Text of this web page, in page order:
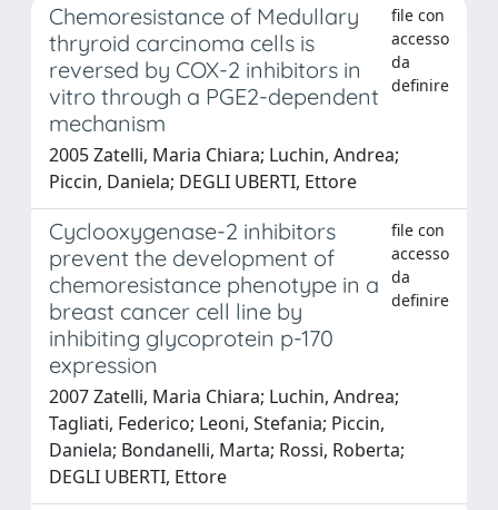
Chemoresistance of Medullary
thryroid carcinoma cells is
reversed by COX-2 inhibitors in
vitro through a PGE2-dependent
mechanism
file con
accesso
da
definire
2005 Zatelli, Maria Chiara; Luchin, Andrea;
Piccin, Daniela; DEGLI UBERTI, Ettore
Cyclooxygenase-2 inhibitors
prevent the development of
chemoresistance phenotype in a
breast cancer cell line by
inhibiting glycoprotein p-170
expression
file con
accesso
da
definire
2007 Zatelli, Maria Chiara; Luchin, Andrea;
Tagliati, Federico; Leoni, Stefania; Piccin,
Daniela; Bondanelli, Marta; Rossi, Roberta;
DEGLI UBERTI, Ettore